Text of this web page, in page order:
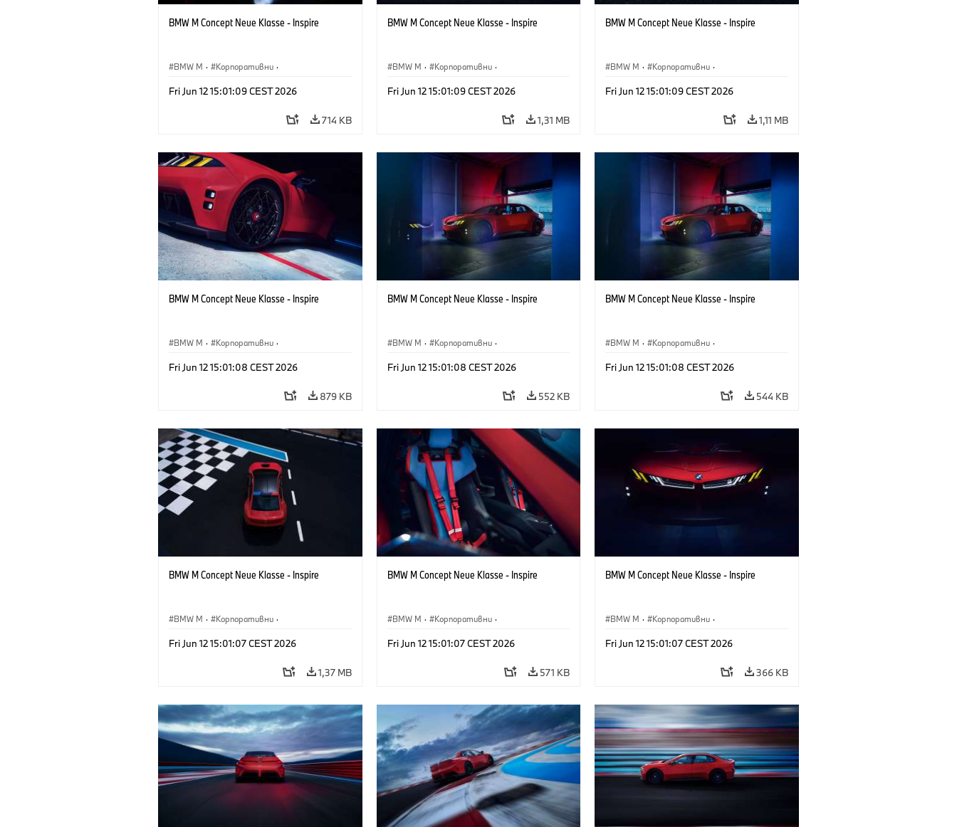
BMW M Concept Neue Klasse - Inspire
BMW M · Корпоративни ·
Fri Jun 12 15:01:09 CEST 2026
714 KB
BMW M Concept Neue Klasse - Inspire
BMW M · Корпоративни ·
Fri Jun 12 15:01:09 CEST 2026
1,31 MB
BMW M Concept Neue Klasse - Inspire
BMW M · Корпоративни ·
Fri Jun 12 15:01:09 CEST 2026
1,11 MB
BMW M Concept Neue Klasse - Inspire
BMW M · Корпоративни ·
Fri Jun 12 15:01:08 CEST 2026
879 KB
BMW M Concept Neue Klasse - Inspire
BMW M · Корпоративни ·
Fri Jun 12 15:01:08 CEST 2026
552 KB
BMW M Concept Neue Klasse - Inspire
BMW M · Корпоративни ·
Fri Jun 12 15:01:08 CEST 2026
544 KB
BMW M Concept Neue Klasse - Inspire
BMW M · Корпоративни ·
Fri Jun 12 15:01:07 CEST 2026
1,37 MB
BMW M Concept Neue Klasse - Inspire
BMW M · Корпоративни ·
Fri Jun 12 15:01:07 CEST 2026
571 KB
BMW M Concept Neue Klasse - Inspire
BMW M · Корпоративни ·
Fri Jun 12 15:01:07 CEST 2026
366 KB